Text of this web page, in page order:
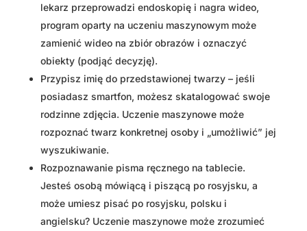
lekarz przeprowadzi endoskopię i nagra wideo,
program oparty na uczeniu maszynowym może
zamienić wideo na zbiór obrazów i oznaczyć
obiekty (podjąć decyzję).
Przypisz imię do przedstawionej twarzy – jeśli
posiadasz smartfon, możesz skatalogować swoje
rodzinne zdjęcia. Uczenie maszynowe może
rozpoznać twarz konkretnej osoby i „umożliwić” jej
wyszukiwanie.
Rozpoznawanie pisma ręcznego na tablecie.
Jesteś osobą mówiącą i piszącą po rosyjsku, a
może umiesz pisać po rosyjsku, polsku i
angielsku? Uczenie maszynowe może zrozumieć